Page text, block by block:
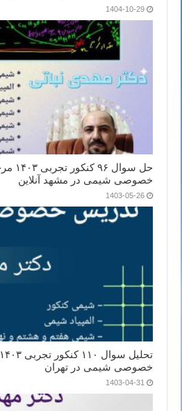
1404-10-29
حل
خصوصی شیمی در مشهد آنلاین
1403-05-26
خصوصی شیمی در تهران
1403-04-31